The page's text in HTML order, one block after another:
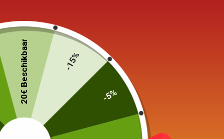
Dubbele muurbeker
Met hoes 350ml
20€ Beschikbaar -15%
-5%